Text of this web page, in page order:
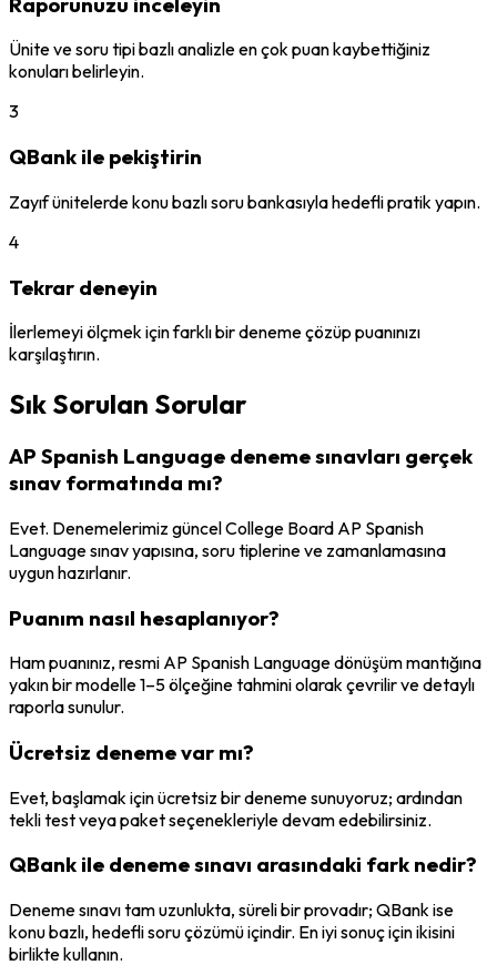
Ünite ve soru tipi bazlı analizle en çok puan kaybettiğiniz
konuları belirleyin.
3
QBank ile pekiştirin
Zayıf ünitelerde konu bazlı soru bankasıyla hedefli pratik yapın.
4
Tekrar deneyin
İlerlemeyi ölçmek için farklı bir deneme çözüp puanınızı
karşılaştırın.
Sık Sorulan Sorular
AP Spanish Language deneme sınavları gerçek
sınav formatında mı?
Evet. Denemelerimiz güncel College Board AP Spanish
Language sınav yapısına, soru tiplerine ve zamanlamasına
uygun hazırlanır.
Puanım nasıl hesaplanıyor?
Ham puanınız, resmi AP Spanish Language dönüşüm mantığına
yakın bir modelle 1–5 ölçeğine tahmini olarak çevrilir ve detaylı
raporla sunulur.
Ücretsiz deneme var mı?
Evet, başlamak için ücretsiz bir deneme sunuyoruz; ardından
tekli test veya paket seçenekleriyle devam edebilirsiniz.
QBank ile deneme sınavı arasındaki fark nedir?
Deneme sınavı tam uzunlukta, süreli bir provadır; QBank ise
konu bazlı, hedefli soru çözümü içindir. En iyi sonuç için ikisini
birlikte kullanın.